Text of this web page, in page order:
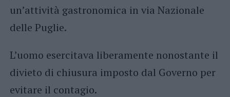
un’attività gastronomica in via Nazionale
delle Puglie.
L’uomo esercitava liberamente nonostante il
divieto di chiusura imposto dal Governo per
evitare il contagio.